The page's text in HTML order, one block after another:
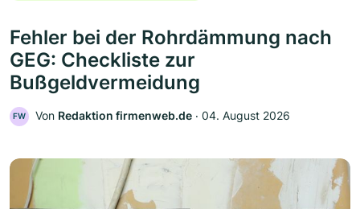
Fehler bei der Rohrdämmung nach
GEG: Checkliste zur
Bußgeldvermeidung
FW Von Redaktion firmenweb.de ‧ 04. August 2026